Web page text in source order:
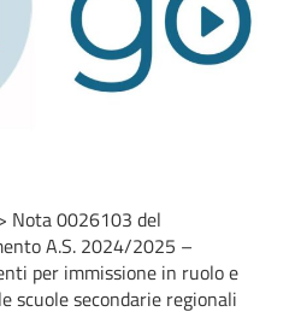
Nota 0026103 del
A.S. 2024/2025 –
per immissione in ruolo e
scuole secondarie regionali